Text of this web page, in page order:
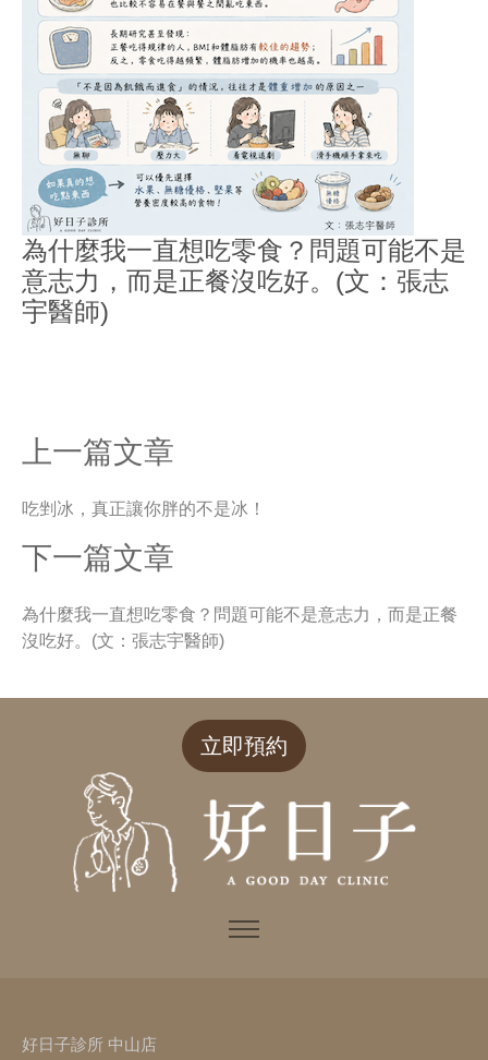
為什麼我一直想吃零食？問題可能不是
意志力，而是正餐沒吃好。(文：張志
宇醫師)
上一篇文章
吃剉冰，真正讓你胖的不是冰！
下一篇文章
為什麼我一直想吃零食？問題可能不是意志力，而是正餐
沒吃好。(文：張志宇醫師)
立即預約
好日子診所 中山店